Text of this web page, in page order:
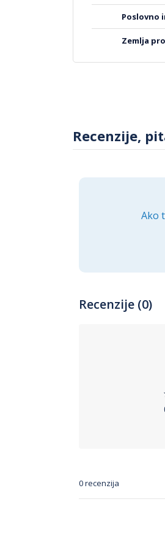
poslovno
zemlja
Recenzije,
Ako
Recenzije (0)
0 recenzija